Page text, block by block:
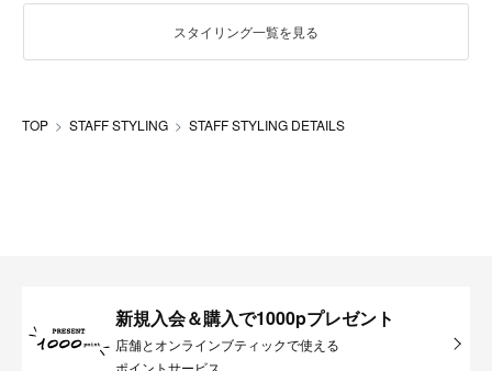
スタイリング一覧を見る
TOP STAFF STYLING STAFF STYLING DETAILS
新規入会＆購入で1000pプレゼント
店舗とオンラインブティックで使える